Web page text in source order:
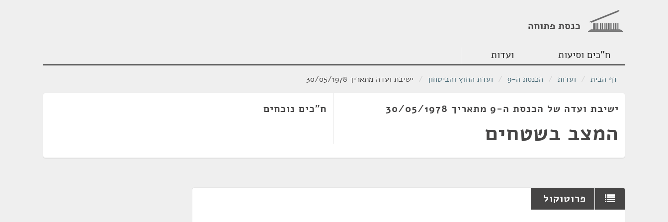
כנסת פתוחה
ח"כים וסיעות ועדות
דף הבית / ועדות / הכנסת ה-9 / ועדת החוץ והביטחון / ישיבת ועדה מתאריך 30/05/1978
ישיבת ועדה של הכנסת ה-9 מתאריך 30/05/1978
המצב בשטחים
ח"כים נוכחים
פרוטוקול